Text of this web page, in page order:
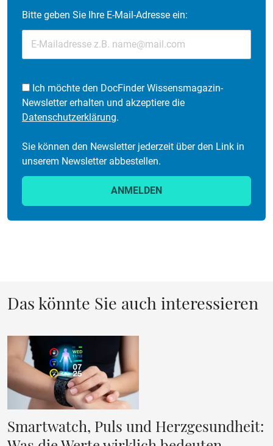
Bitte geben Sie Ihre E-Mail-Adresse ein:
Ich möchte den DocFinder Wissensmagazin-
Newsletter erhalten und akzeptiere die
Datenschutzerklärung.
Sie können den Newsletter jederzeit über den Link in
unserem Newsletter abbestellen.
ANMELDEN
Das könnte Sie auch interessieren
Smartwatch, Puls und Herzgesundheit: